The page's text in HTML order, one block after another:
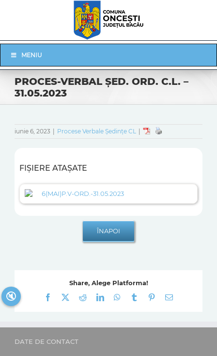
Navigation
MENIU
PROCES-VERBAL ŞED. ORD. C.L. –
31.05.2023
iunie 6, 2023 Procese Verbale Ședințe CL
FIȘIERE ATAȘATE
6(MAI)P.V-ORD.-31.05.2023
Share, Alege Platforma!
Facebook
RedditLinkedInWhatsApp
Tumblr Pinterest
E-
DATE DE CONTACT
🔇